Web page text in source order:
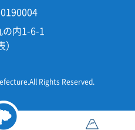
内1-6-1
Rights Reserved.